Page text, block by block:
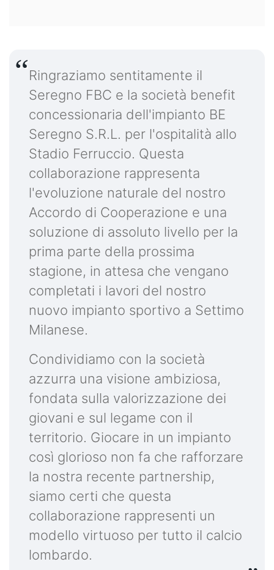
Ringraziamo sentitamente il
Seregno FBC e la società benefit
concessionaria dell'impianto BE
Seregno S.R.L. per l'ospitalità allo
Stadio Ferruccio. Questa
collaborazione rappresenta
l'evoluzione naturale del nostro
Accordo di Cooperazione e una
soluzione di assoluto livello per la
prima parte della prossima
stagione, in attesa che vengano
completati i lavori del nostro
nuovo impianto sportivo a Settimo
Milanese.
Condividiamo con la società
azzurra una visione ambiziosa,
fondata sulla valorizzazione dei
giovani e sul legame con il
territorio. Giocare in un impianto
così glorioso non fa che rafforzare
la nostra recente partnership,
siamo certi che questa
collaborazione rappresenti un
modello virtuoso per tutto il calcio
lombardo.